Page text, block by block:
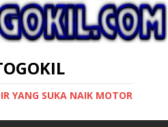
YANG SUKA NAIK MOTOR